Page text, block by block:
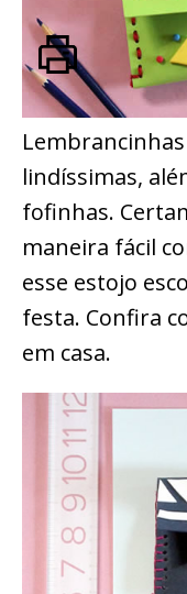
lindíssimas,
fofinhas.
maneira fácil
esse estojo
festa. Confira
em casa.